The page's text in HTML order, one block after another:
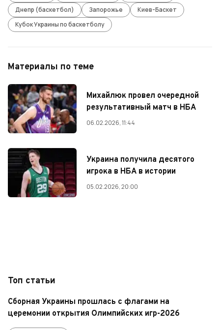
Днепр (баскетбол)
Запорожье
Киев-Баскет
Кубок Украины по баскетболу
Материалы по теме
Михайлюк провел очередной
результативный матч в НБА
06.02.2026, 11:44
Украина получила десятого
игрока в НБА в истории
05.02.2026, 20:00
Топ статьи
Сборная Украины прошлась с флагами на
церемонии открытия Олимпийских игр-2026